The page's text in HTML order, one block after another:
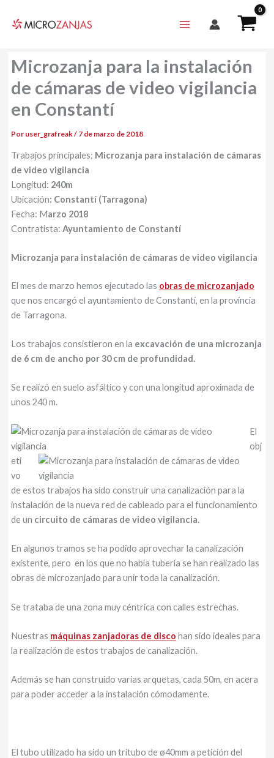
Microzanja para la instalación
de cámaras de video vigilancia
en Constantí
Por user_grafreak/ 7 de marzo de 2018
Trabajos principales: Microzanja para instalación de cámaras
de video vigilancia
Longitud: 240m
Ubicación: Constantí (Tarragona)
Fecha: Marzo 2018
Contratista: Ayuntamiento de Constantí
Microzanja para instalación de cámaras de video vigilancia
El mes de marzo hemos ejecutado las obras de microzanjado
que nos encargó el ayuntamiento de Constantí, en la província
de Tarragona.
Los trabajos consistieron en la excavación de una microzanja
de 6 cm de ancho por 30 cm de profundidad.
Se realizó en suelo asfáltico y con una longitud aproximada de
unos 240 m.
El
obj
eti
vo
de estos trabajos ha sido construir una canalización para la
instalación de la nueva red de cableado para el funcionamiento
de un circuito de cámaras de video vigilancia.
En algunos tramos se ha podido aprovechar la canalización
existente, pero en los que no había tubería se han realizado las
obras de microzanjado para unir toda la canalización.
Se trataba de una zona muy céntrica con calles estrechas.
Nuestras máquinas zanjadoras de disco han sido ideales para
la realización de estos trabajos de canalización.
Además se han construido varias arquetas, cada 50m, en acera
para poder acceder a la instalación cómodamente.
El tubo utilizado ha sido un tritubo de ø40mm a petición del